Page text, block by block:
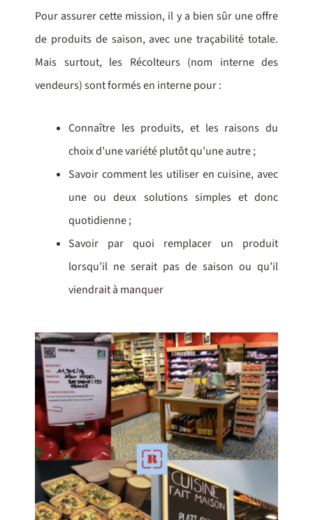
Pour assurer cette mission, il y a bien sûr une offre
de produits de saison, avec une traçabilité totale.
Mais surtout, les Récolteurs (nom interne des
vendeurs) sont formés en interne pour :
Connaître les produits, et les raisons du
choix d’une variété plutôt qu’une autre ;
Savoir comment les utiliser en cuisine, avec
une ou deux solutions simples et donc
quotidienne ;
Savoir par quoi remplacer un produit
lorsqu’il ne serait pas de saison ou qu’il
viendrait à manquer